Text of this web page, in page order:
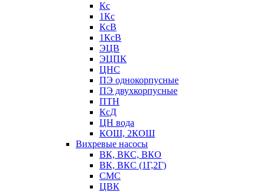
Кс
1Кс
КсВ
1КсВ
ЭЦВ
ЭЦПК
ЦНС
ПЭ однокорпусные
ПЭ двухкорпусные
ПТН
КсД
ЦН вода
КОШ, 2КОШ
Вихревые насосы
ВК, ВКС, ВКО
ВК, ВКС (1Г,2Г)
СМС
ЦВК